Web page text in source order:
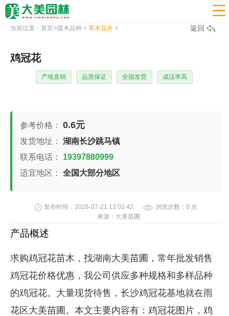

当前位置： 首页>苗木品种> 草本花卉> 返回
鸡冠花
产地直销 品质保证 全国发货 成活率高
参考价格： 0.6元
发货地址：
湖南长沙跳马镇
联系电话：
19397880999
适宜地区：
全国大部分地区
发布时间：2026-07-21 13:03:42 浏览次数： 0 次
来源： 大美苗圃
产品概述
求购鸡冠花苗木，找湖南大美苗圃，常年批发销售
鸡冠花价格优惠，我公司供应多种规格和多样品种
的鸡冠花。大量现货待售，长沙鸡冠花基地就在雨
花区大美苗圃。本文主要内容有：鸡冠花图片，鸡